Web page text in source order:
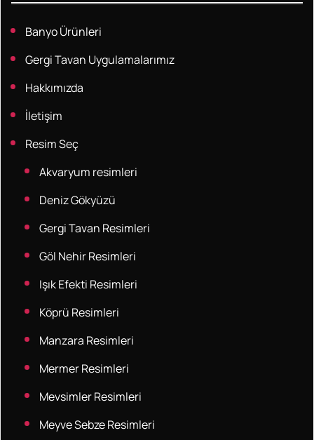
Banyo Ürünleri
Gergi Tavan Uygulamalarımız
Hakkımızda
İletişim
Resim Seç
Akvaryum resimleri
Deniz Gökyüzü
Gergi Tavan Resimleri
Göl Nehir Resimleri
Işık Efekti Resimleri
Köprü Resimleri
Manzara Resimleri
Mermer Resimleri
Mevsimler Resimleri
Meyve Sebze Resimleri